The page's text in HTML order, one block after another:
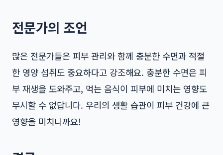
전문가의 조언
많은 전문가들은 피부 관리와 함께 충분한 수면과 적절
한 영양 섭취도 중요하다고 강조해요. 충분한 수면은 피
부 재생을 도와주고, 먹는 음식이 피부에 미치는 영향도
무시할 수 없답니다. 우리의 생활 습관이 피부 건강에 큰
영향을 미치니까요!